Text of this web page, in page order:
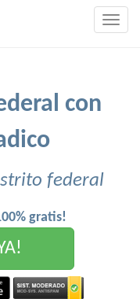
con
federal
gratis!